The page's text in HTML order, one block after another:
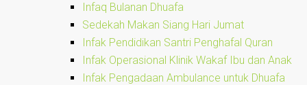
Infaq Bulanan Dhuafa
Sedekah Makan Siang Hari Jumat
Infak Pendidikan Santri Penghafal Quran
Infak Operasional Klinik Wakaf Ibu dan Anak
Infak Pengadaan Ambulance untuk Dhuafa